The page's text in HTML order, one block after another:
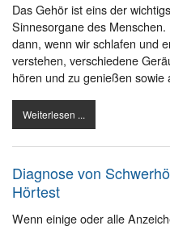
Das Gehör ist eins der
Sinnesorgane des
dann, wenn wir schlafen und
verstehen, verschiedene
hören und zu genießen
Weiterlesen ...
Diagnose von
Hörtest
Wenn einige oder alle